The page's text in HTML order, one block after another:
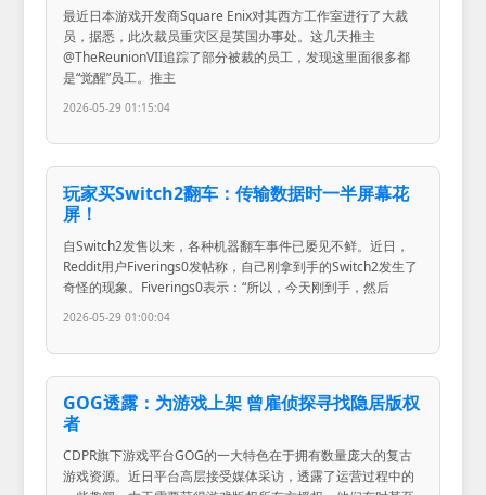
最近日本游戏开发商Square Enix对其西方工作室进行了大裁
员，据悉，此次裁员重灾区是英国办事处。这几天推主
@TheReunionVII追踪了部分被裁的员工，发现这里面很多都
是“觉醒”员工。推主
2026-05-29 01:15:04
玩家买Switch2翻车：传输数据时一半屏幕花
屏！
自Switch2发售以来，各种机器翻车事件已屡见不鲜。近日，
Reddit用户Fiverings0发帖称，自己刚拿到手的Switch2发生了
奇怪的现象。Fiverings0表示：“所以，今天刚到手，然后
2026-05-29 01:00:04
GOG透露：为游戏上架 曾雇侦探寻找隐居版权
者
CDPR旗下游戏平台GOG的一大特色在于拥有数量庞大的复古
游戏资源。近日平台高层接受媒体采访，透露了运营过程中的